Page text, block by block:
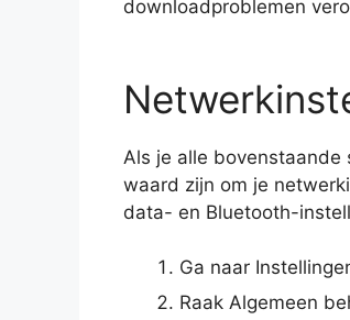
downloadproblemen
Als je alle
waard zijn om je
data- en Bluetooth-
Ga naar
Raak Algemeen